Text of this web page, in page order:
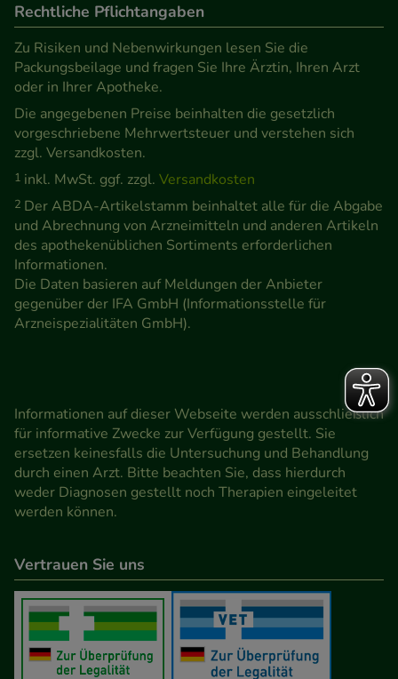
teilweise an Dritte wie z.B. Google oder soziale
Medien übertragen werden.
Rechtliche Pflichtangaben
Zu Risiken und Nebenwirkungen lesen Sie die
Packungsbeilage und fragen Sie Ihre Ärztin, Ihren Arzt
oder in Ihrer Apotheke.
Die angegebenen Preise beinhalten die gesetzlich
vorgeschriebene Mehrwertsteuer und verstehen sich
zzgl. Versandkosten.
1 inkl. MwSt. ggf. zzgl. Versandkosten
2 Der ABDA-Artikelstamm beinhaltet alle für die Abgabe
und Abrechnung von Arzneimitteln und anderen Artikeln
des apothekenüblichen Sortiments erforderlichen
Informationen.
Die Daten basieren auf Meldungen der Anbieter
gegenüber der IFA GmbH (Informationsstelle für
Arzneispezialitäten GmbH).
Informationen auf dieser Webseite werden ausschließlich
für informative Zwecke zur Verfügung gestellt. Sie
ersetzen keinesfalls die Untersuchung und Behandlung
durch einen Arzt. Bitte beachten Sie, dass hierdurch
weder Diagnosen gestellt noch Therapien eingeleitet
werden können.
Vertrauen Sie uns